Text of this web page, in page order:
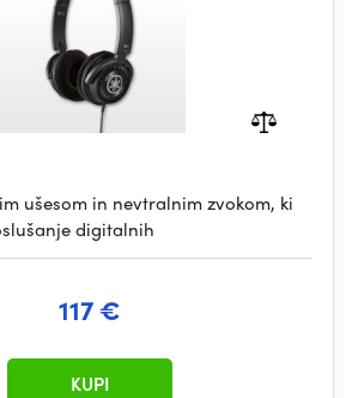
ušesom in nevtralnim zvokom, ki
digitalnih
117 €
KUPI